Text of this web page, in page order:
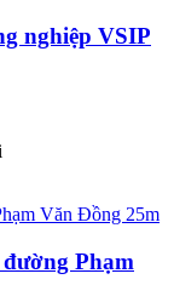
nghiệp VSIP
Phạm